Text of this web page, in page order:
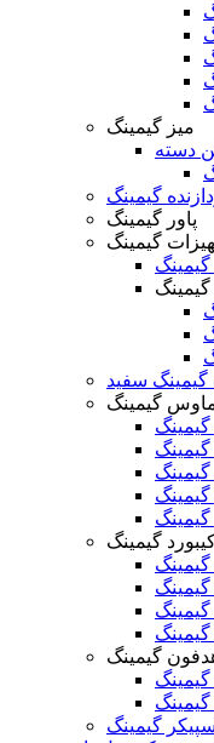
میز گیمینگ
دسته
گیمینگ
پاور گیمینگ
گیمینگ
سفید
گیمینگ
گیمینگ
گیمینگ
اسپیکر گیمینگ